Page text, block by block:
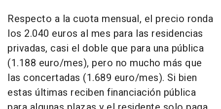
Respecto a la cuota mensual, el precio ronda
los 2.040 euros al mes para las residencias
privadas, casi el doble que para una pública
(1.188 euro/mes), pero no mucho más que
las concertadas (1.689 euro/mes). Si bien
estas últimas reciben financiación pública